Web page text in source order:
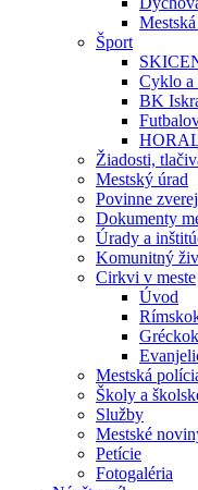
Šport
Cyklo a
BK
Žiadosti,
Mestský úrad
Povinne
Dokumenty
Úrady a
Komunitný
Cirkvi v meste
Úvod
Mestská
Školy a
Služby
Mestské
Petície
Fotogaléria